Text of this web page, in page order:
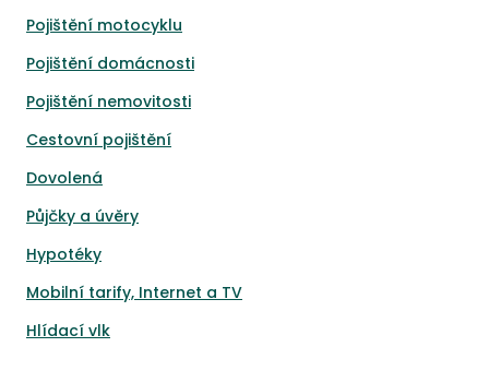
Pojištění motocyklu
Pojištění domácnosti
Pojištění nemovitosti
Cestovní pojištění
Dovolená
Půjčky a úvěry
Hypotéky
Mobilní tarify, Internet a TV
Hlídací vlk